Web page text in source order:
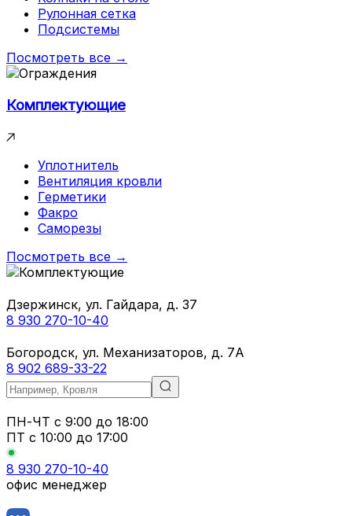
Рулонная сетка
Подсистемы
Посмотреть все →
Комплектующие
Уплотнитель
Вентиляция кровли
Герметики
Факро
Саморезы
Посмотреть все →
Дзержинск, ул. Гайдара, д. 37
8 930 270-10-40
Богородск, ул. Механизаторов, д. 7А
8 902 689-33-22
ПН-ЧТ с 9:00 до 18:00
ПТ с 10:00 до 17:00
8 930 270-10-40
офис менеджер